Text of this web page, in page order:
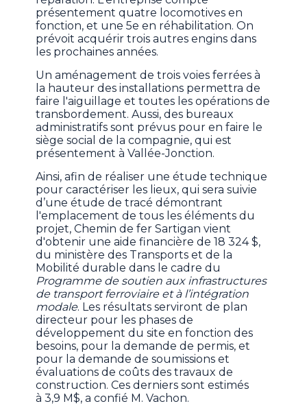
présentement quatre locomotives en
fonction, et une 5e en réhabilitation. On
prévoit acquérir trois autres engins dans
les prochaines années.
Un aménagement de trois voies ferrées à
la hauteur des installations permettra de
faire l'aiguillage et toutes les opérations de
transbordement. Aussi, des bureaux
administratifs sont prévus pour en faire le
siège social de la compagnie, qui est
présentement à Vallée-Jonction.
Ainsi, afin de réaliser une étude technique
pour caractériser les lieux, qui sera suivie
d’une étude de tracé démontrant
l'emplacement de tous les éléments du
projet, Chemin de fer Sartigan vient
d'obtenir une aide financière de 18 324 $,
du ministère des Transports et de la
Mobilité durable dans le cadre du
Programme de soutien aux infrastructures
de transport ferroviaire et à l’intégration
modale. Les résultats serviront de plan
directeur pour les phases de
développement du site en fonction des
besoins, pour la demande de permis, et
pour la demande de soumissions et
évaluations de coûts des travaux de
construction. Ces derniers sont estimés
à 3,9 M$, a confié M. Vachon.